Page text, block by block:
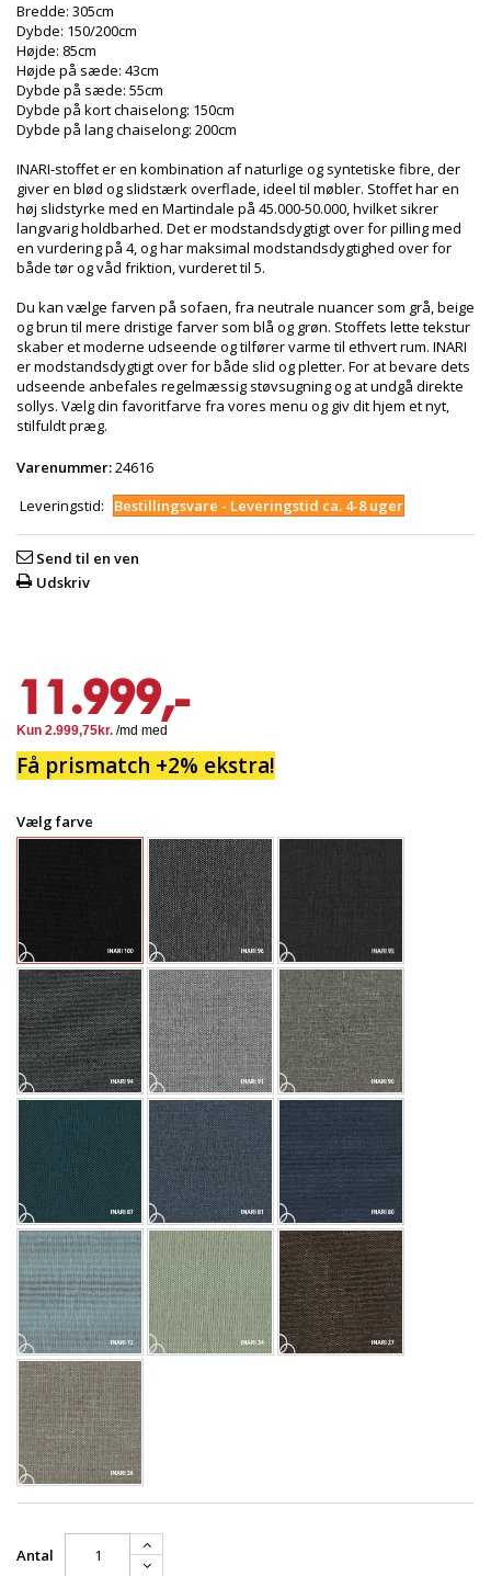
Bredde: 305cm
Dybde: 150/200cm
Højde: 85cm
Højde på sæde: 43cm
Dybde på sæde: 55cm
Dybde på kort chaiselong: 150cm
Dybde på lang chaiselong: 200cm
INARI-stoffet er en kombination af naturlige og syntetiske fibre, der
giver en blød og slidstærk overflade, ideel til møbler. Stoffet har en
høj slidstyrke med en Martindale på 45.000-50.000, hvilket sikrer
langvarig holdbarhed. Det er modstandsdygtigt over for pilling med
en vurdering på 4, og har maksimal modstandsdygtighed over for
både tør og våd friktion, vurderet til 5.
Du kan vælge farven på sofaen, fra neutrale nuancer som grå, beige
og brun til mere dristige farver som blå og grøn. Stoffets lette tekstur
skaber et moderne udseende og tilfører varme til ethvert rum. INARI
er modstandsdygtigt over for både slid og pletter. For at bevare dets
udseende anbefales regelmæssig støvsugning og at undgå direkte
sollys. Vælg din favoritfarve fra vores menu og giv dit hjem et nyt,
stilfuldt præg.
Varenummer:24616
Leveringstid:
Bestillingsvare - Leveringstid ca. 4-8 uger
Send til en ven
Udskriv
11.999,-
Få prismatch +2% ekstra!
Vælg farve
Antal